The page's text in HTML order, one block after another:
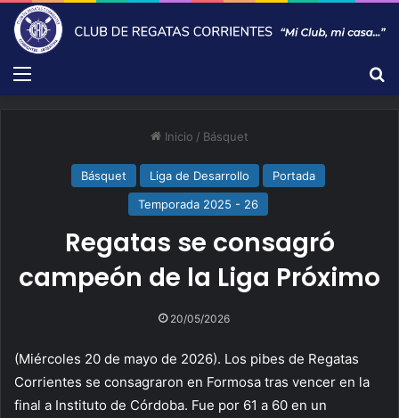
Menú
Inicio / Básquet
Básquet Liga de Desarrollo
Portada
Temporada 2025 - 26
Regatas se consagró
campeón de la Liga Próximo
20/05/2026
(Miércoles 20 de mayo de 2026). Los pibes de Regatas
Corrientes se consagraron en Formosa tras vencer en la
final a Instituto de Córdoba. Fue por 61 a 60 en un